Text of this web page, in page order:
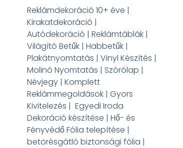
Reklámdekoráció 10+ éve |
Kirakatdekoráció |
Autódekoráció | Reklámtáblák |
Világító Betűk | Habbetűk |
Plakátnyomtatás | Vinyl Készítés |
Molinó Nyomtatás | Szórólap |
Névjegy | Komplett
Reklámmegoldások | Gyors
Kivitelezés | Egyedi Iroda
Dekoráció készítése | Hő- és
Fényvédő Fólia telepítése |
betörésgátló biztonsági fólia |